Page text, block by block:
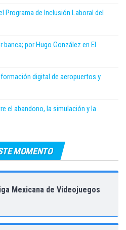
Programa de Inclusión Laboral del
por Hugo González en El
digital de aeropuertos y
el abandono, la simulación y la
MOMENTO
Mexicana de Videojuegos